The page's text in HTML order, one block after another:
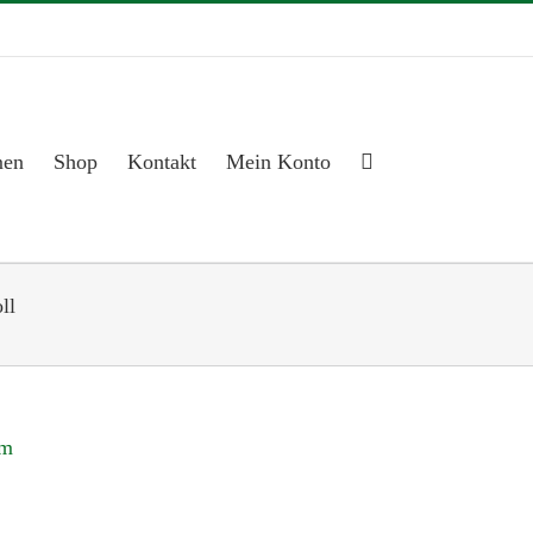
Shop Kontakt Mein Konto